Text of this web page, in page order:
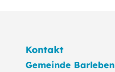
Kontakt
Gemeinde Barleben